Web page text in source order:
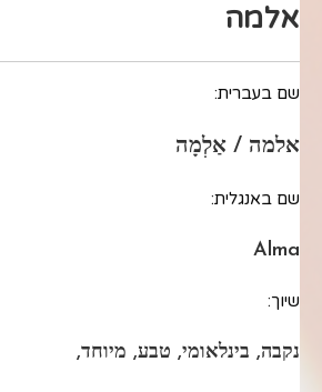
אלמה
שם בעברית:
אלמה / אַלְמָה
שם באנגלית:
Alma
שיוך:
נקבה, בינלאומי, טבע, מיוחד,